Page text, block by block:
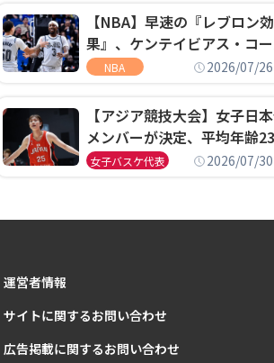
【NBA】早速の『レブロン効
果』、ケンテイビアス・コ
ウェル・ポープがセブンテ
NBA 2026/07/
【アジア競技大会】女子日
メンバーが決定、平均年齢
のフレッシュなメンバーが
女子バスケ代表 2026/07/
運営者情報
サイトに関するお問い合わせ
広告掲載に関するお問い合わせ